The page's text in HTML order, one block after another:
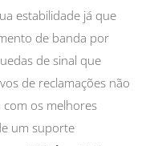
estabilidade já que
de banda por
de sinal que
de reclamações não
com os melhores
um suporte